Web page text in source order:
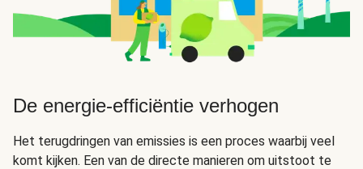
De energie-efficiëntie verhogen
Het terugdringen van emissies is een proces waarbij veel
komt kijken. Een van de directe manieren om uitstoot te